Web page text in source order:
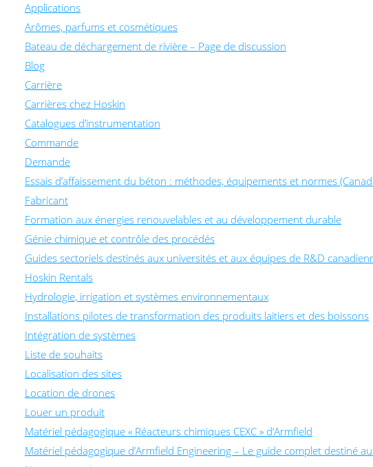
Applications
Arômes, parfums et cosmétiques
Bateau de déchargement de rivière – Page de discussion
Blog
Carrière
Carrières chez Hoskin
Catalogues d’instrumentation
Commande
Demande
Essais d’affaissement du béton : méthodes, équipements et normes
Fabricant
Formation aux énergies renouvelables et au développement durable
Génie chimique et contrôle des procédés
Guides sectoriels destinés aux universités et aux équipes de R&D
Hoskin Rentals
Hydrologie, irrigation et systèmes environnementaux
Installations pilotes de transformation des produits laitiers et des boissons
Intégration de systèmes
Liste de souhaits
Localisation des sites
Location de drones
Louer un produit
Matériel pédagogique « Réacteurs chimiques CEXC » d’Armfield
Matériel pédagogique d’Armfield Engineering – Le guide complet destiné